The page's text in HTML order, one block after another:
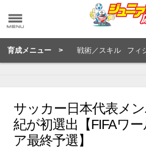
育成メニュー > 戦術／スキル フィ
サッカー日本代表メ
紀が初選出【FIFAワ
ア最終予選】